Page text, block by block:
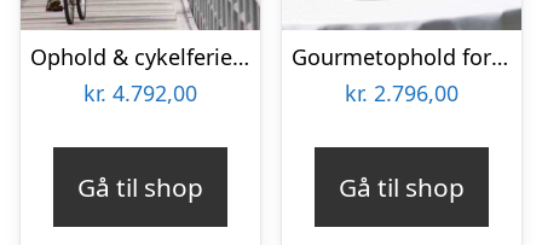
Ophold & cykelferie for 2 på Hotel Thinggaard
kr. 4.792,00
Gå til shop
Gourmetophold for 2 på Hotel Thinggaard
kr. 2.796,00
Gå til shop